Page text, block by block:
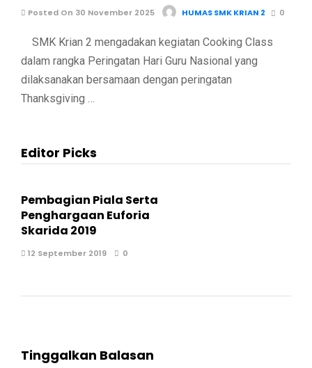
Posted On 30 November 2025 HUMAS SMK KRIAN 2 0
SMK Krian 2 mengadakan kegiatan Cooking Class
dalam rangka Peringatan Hari Guru Nasional yang
dilaksanakan bersamaan dengan peringatan
Thanksgiving …
Editor Picks
Pembagian Piala Serta
Penghargaan Euforia
Skarida 2019
12 September 2019 0
Tinggalkan Balasan